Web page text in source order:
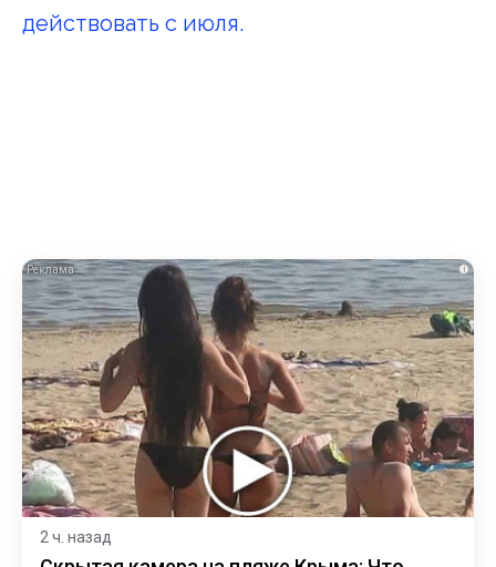
действовать с июля.
i
2 ч. назад